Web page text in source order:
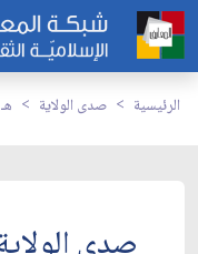
الرئيسية صدى الولاية 1443 هـ